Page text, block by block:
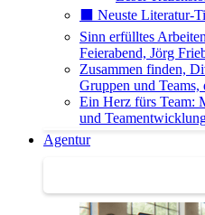
⬛️ Neuste Literatur-
Sinn erfülltes
Feierabend, Jörg
Zusammen finden,
Gruppen und
Ein Herz fürs Team:
und
Agentur